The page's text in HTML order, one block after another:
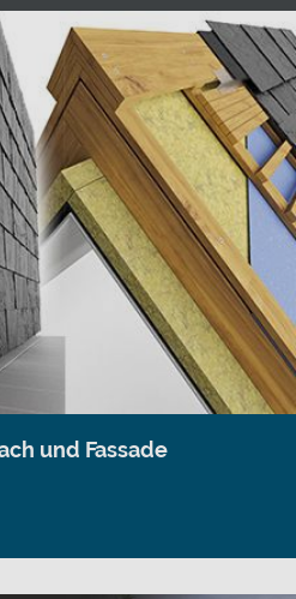
und Fassade